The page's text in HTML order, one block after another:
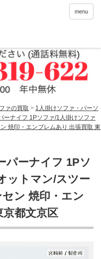
menu
ァの買取 > 1人掛けソファ・パーソ
ーナイフ 1Pソファ/1人掛けソファ
焼印・エンブレムあり 出張買取 東
パーナイフ 1Pソ
ットマン/スツー
ン 焼印・エン
都文京区